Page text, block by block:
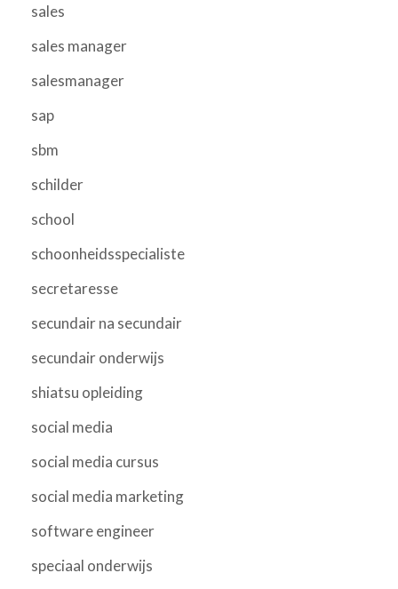
sales
sales manager
salesmanager
sap
sbm
schilder
school
schoonheidsspecialiste
secretaresse
secundair na secundair
secundair onderwijs
shiatsu opleiding
social media
social media cursus
social media marketing
software engineer
speciaal onderwijs